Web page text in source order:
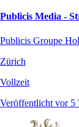
Publicis Media -
Publicis Groupe
Zürich
Vollzeit
Veröffentlicht vor 5